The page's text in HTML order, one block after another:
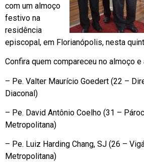
com um almoço
festivo na
residência
episcopal, em Florianópolis, nesta
Confira quem compareceu no almoço
– Pe. Valter Maurício Goedert (22 –
Diaconal)
– Pe. David Antônio Coelho (31 –
Metropolitana)
– Pe. Luiz Harding Chang, SJ (26 –
Metropolitana)